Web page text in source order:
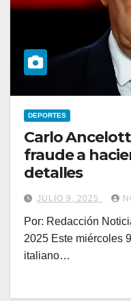
DEPORTES
Carlo
fraude a
detalles
JULIO 9, 2025
Por: Redacción
2025 Este miércoles
italiano…